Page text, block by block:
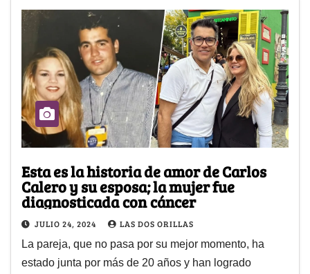
Esta es la historia de amor de Carlos
Calero y su esposa; la mujer fue
diagnosticada con cáncer
JULIO 24, 2024 LAS DOS ORILLAS
La pareja, que no pasa por su mejor momento, ha
estado junta por más de 20 años y han logrado